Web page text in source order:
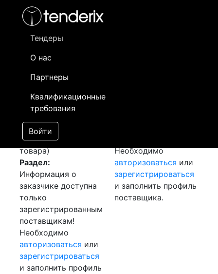
Тендеры
О нас
Партнеры
Квалификационные
требования
Войти
- активный лот
- сохраненный лот (не опубликован)
Закупка Кабеля
(HELUKABEL)
[Завершен]
Лот №:139
АУКЦИОН (покупка
товара)
Раздел:
Информация о
заказчике доступна
только
зарегистрированным
поставщикам!
Необходимо
авторизоваться или
зарегистрироваться
и заполнить профиль
Необходимо
авторизоваться или
зарегистрироваться
и заполнить профиль
поставщика.